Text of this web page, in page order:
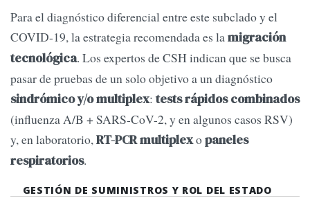
Para el diagnóstico diferencial entre este subclado y el
COVID-19, la estrategia recomendada es lamigración
tecnológica. Los expertos de CSH indican que se busca
pasar de pruebas de un solo objetivo a un diagnóstico
sindrómico y/o multiplex: tests rápidos combinados
(influenza A/B + SARS-CoV-2, y en algunos casos RSV)
y, en laboratorio,RT-PCR multiplexopaneles
respiratorios.
GESTIÓN DE SUMINISTROS Y ROL DEL ESTADO